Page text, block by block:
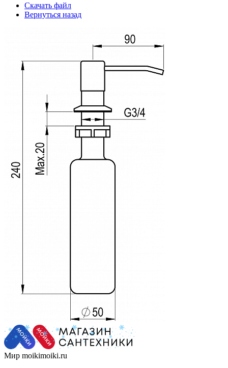
Скачать файл
Вернуться назад
Мир moikimoiki.ru